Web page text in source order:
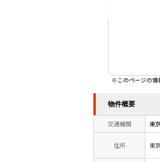
※このページの情
物件概要
交通機関 東
住所 東